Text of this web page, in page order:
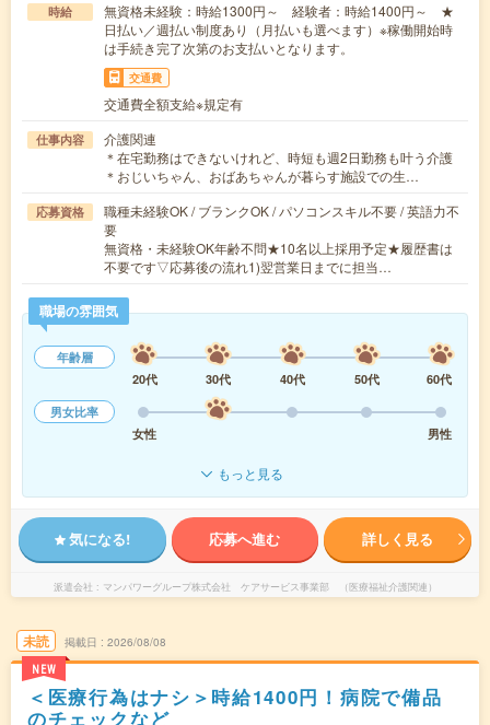
時給
無資格未経験：時給1300円～ 経験者：時給1400円～ ★
日払い／週払い制度あり（月払いも選べます）※稼働開始時
は手続き完了次第のお支払いとなります。
交通費
交通費全額支給※規定有
仕事内容
介護関連
＊在宅勤務はできないけれど、時短も週2日勤務も叶う介護
＊おじいちゃん、おばあちゃんが暮らす施設での生…
応募資格
職種未経験OK / ブランクOK / パソコンスキル不要 / 英語力不
要
無資格・未経験OK年齢不問★10名以上採用予定★履歴書は
不要です▽応募後の流れ1)翌営業日までに担当…
職場の雰囲気
年齢層
20代
30代 40代 50代
60代
男女比率
女性
男性
もっと見る
気になる! 応募へ進む 詳しく見る
派遣会社 マンパワーグループ株式会社 ケアサービス事業部 （医療福祉介護関連）
未読
NEW
掲載日 2026/08/08
＜医療行為はナシ＞時給1400円！病院で備品
のチェックなど